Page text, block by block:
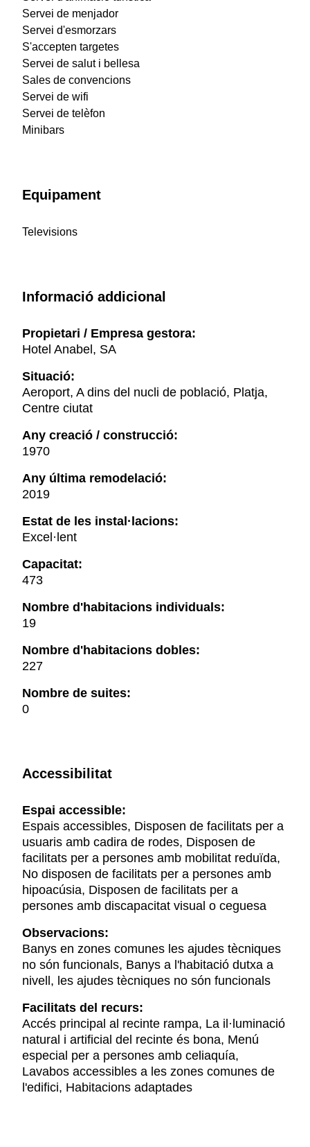
Servei de menjador
Servei d'esmorzars
S'accepten targetes
Servei de salut i bellesa
Sales de convencions
Servei de wifi
Servei de telèfon
Minibars
Equipament
Televisions
Informació addicional
Propietari / Empresa gestora:
Hotel Anabel, SA
Situació:
Aeroport, A dins del nucli de població, Platja,
Centre ciutat
Any creació / construcció:
1970
Any última remodelació:
2019
Estat de les instal·lacions:
Excel·lent
Capacitat:
473
Nombre d'habitacions individuals:
19
Nombre d'habitacions dobles:
227
Nombre de suites:
0
Accessibilitat
Espai accessible:
Espais accessibles, Disposen de facilitats per a
usuaris amb cadira de rodes, Disposen de
facilitats per a persones amb mobilitat reduïda,
No disposen de facilitats per a persones amb
hipoacúsia, Disposen de facilitats per a
persones amb discapacitat visual o ceguesa
Observacions:
Banys en zones comunes les ajudes tècniques
no són funcionals, Banys a l'habitació dutxa a
nivell, les ajudes tècniques no són funcionals
Facilitats del recurs:
Accés principal al recinte rampa, La il·luminació
natural i artificial del recinte és bona, Menú
especial per a persones amb celiaquía,
Lavabos accessibles a les zones comunes de
l'edifici, Habitacions adaptades